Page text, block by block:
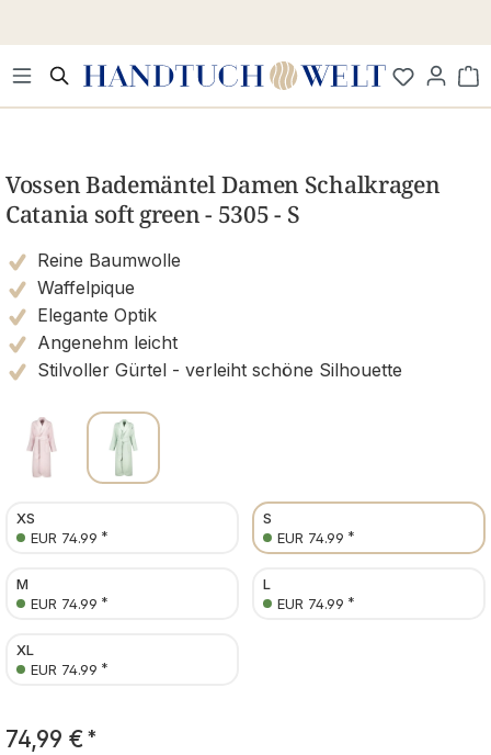
Vossen Bademäntel Damen Schalkragen
Catania soft green - 5305 - S
Reine Baumwolle
Waffelpique
Elegante Optik
Angenehm leicht
Stilvoller Gürtel - verleiht schöne Silhouette
XS
EUR 74.99 *
S
EUR 74.99 *
M
EUR 74.99 *
L
EUR 74.99 *
XL
EUR 74.99 *
74,99 € *